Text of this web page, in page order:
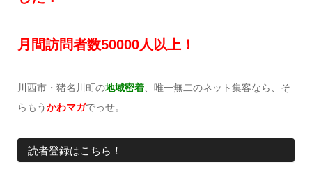
月間訪問者数50000人以上！
川西市・猪名川町の地域密着、唯一無二のネット集客なら、そ
らもうかわマガでっせ。
読者登録はこちら！